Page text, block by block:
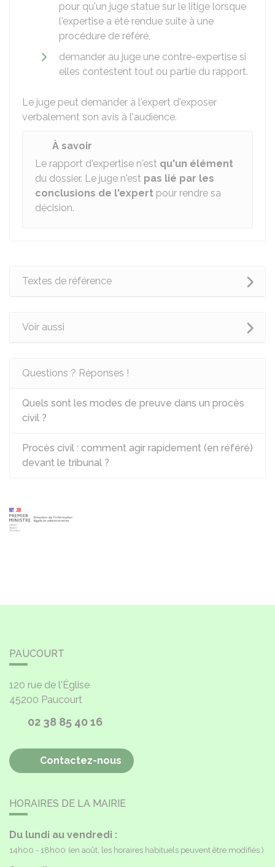
pour qu'un juge statue sur le litige lorsque
l'expertise a été rendue suite à une
procédure de référé,
demander au juge une contre-expertise si
elles contestent tout ou partie du rapport.
Le juge peut demander à l'expert d'exposer
verbalement son avis à l'audience.
À savoir
Le rapport d'expertise n'est qu'un élément
du dossier. Le juge n'est pas lié par les
conclusions de l'expert pour rendre sa
décision.
Textes de référence
Voir aussi
Questions ? Réponses !
Quels sont les modes de preuve dans un procès
civil ?
Procès civil : comment agir rapidement (en référé)
devant le tribunal ?
PAUCOURT
120 rue de l'Église
45200 Paucourt
02 38 85 40 16
Contactez-nous
HORAIRES DE LA MAIRIE
Du lundi au vendredi :
14h00 - 18h00 (en août, les horaires habituels peuvent être modifiés.)